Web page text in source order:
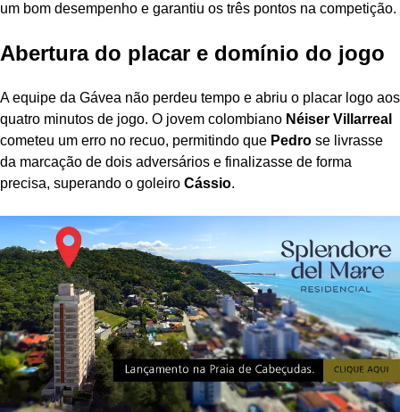
um bom desempenho e garantiu os três pontos na competição.
Abertura do placar e domínio do jogo
A equipe da Gávea não perdeu tempo e abriu o placar logo aos
quatro minutos de jogo. O jovem colombiano Néiser Villarreal
cometeu um erro no recuo, permitindo que Pedro se livrasse
da marcação de dois adversários e finalizasse de forma
precisa, superando o goleiro Cássio.